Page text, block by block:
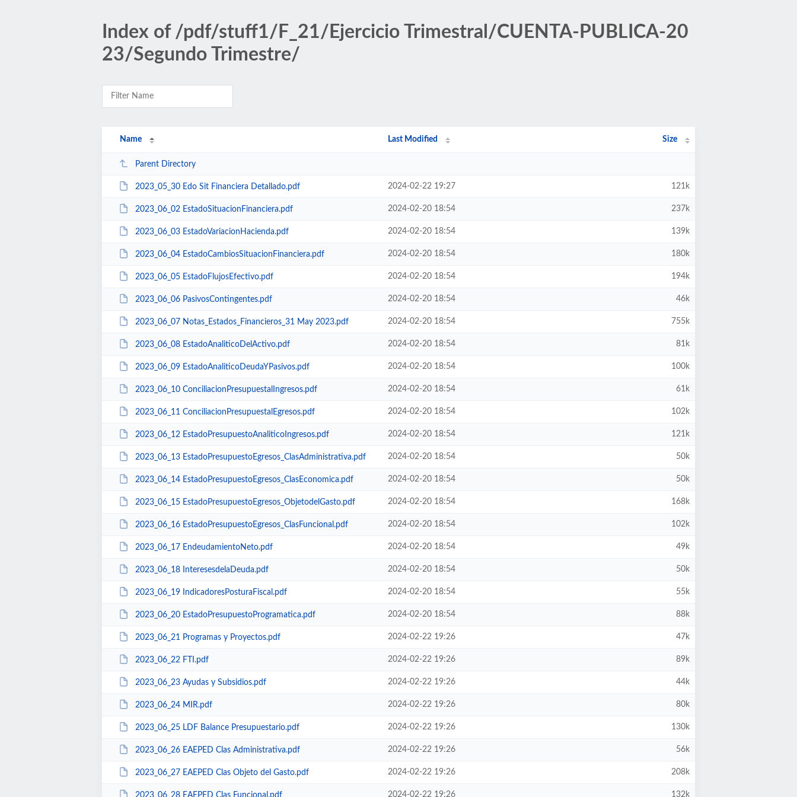
Index of /pdf/stuff1/F_21/Ejercicio Trimestral/CUENTA-PUBLICA-20
23/Segundo Trimestre/
Name Last Modified Size
Parent Directory
2023_05_30 Edo Sit Financiera Detallado.pdf 2024-02-22 19:27 121k
2023_06_02 EstadoSituacionFinanciera.pdf 2024-02-20 18:54 237k
2023_06_03 EstadoVariacionHacienda.pdf 2024-02-20 18:54 139k
2023_06_04 EstadoCambiosSituacionFinanciera.pdf 2024-02-20 18:54 180k
2023_06_05 EstadoFlujosEfectivo.pdf 2024-02-20 18:54 194k
2023_06_06 PasivosContingentes.pdf 2024-02-20 18:54 46k
2023_06_07 Notas_Estados_Financieros_31 May 2023.pdf 2024-02-20 18:54 755k
2023_06_08 EstadoAnaliticoDelActivo.pdf 2024-02-20 18:54 81k
2023_06_09 EstadoAnaliticoDeudaYPasivos.pdf 2024-02-20 18:54 100k
2023_06_10 ConciliacionPresupuestalIngresos.pdf 2024-02-20 18:54 61k
2023_06_11 ConciliacionPresupuestalEgresos.pdf 2024-02-20 18:54 102k
2023_06_12 EstadoPresupuestoAnaliticoIngresos.pdf 2024-02-20 18:54 121k
2023_06_13 EstadoPresupuestoEgresos_ClasAdministrativa.pdf 2024-02-20 18:54 50k
2023_06_14 EstadoPresupuestoEgresos_ClasEconomica.pdf 2024-02-20 18:54 50k
2023_06_15 EstadoPresupuestoEgresos_ObjetodelGasto.pdf 2024-02-20 18:54 168k
2023_06_16 EstadoPresupuestoEgresos_ClasFuncional.pdf 2024-02-20 18:54 102k
2023_06_17 EndeudamientoNeto.pdf 2024-02-20 18:54 49k
2023_06_18 InteresesdelaDeuda.pdf 2024-02-20 18:54 50k
2023_06_19 IndicadoresPosturaFiscal.pdf 2024-02-20 18:54 55k
2023_06_20 EstadoPresupuestoProgramatica.pdf 2024-02-20 18:54 88k
2023_06_21 Programas y Proyectos.pdf 2024-02-22 19:26 47k
2023_06_22 FTI.pdf 2024-02-22 19:26 89k
2023_06_23 Ayudas y Subsidios.pdf 2024-02-22 19:26 44k
2023_06_24 MIR.pdf 2024-02-22 19:26 80k
2023_06_25 LDF Balance Presupuestario.pdf 2024-02-22 19:26 130k
2023_06_26 EAEPED Clas Administrativa.pdf 2024-02-22 19:26 56k
2023_06_27 EAEPED Clas Objeto del Gasto.pdf 2024-02-22 19:26 208k
2023_06_28 EAEPED Clas Funcional.pdf 2024-02-22 19:26 132k